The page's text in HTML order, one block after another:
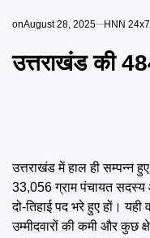
onAugust 28, 2025 HNN
उत्तराखंड की
उत्तराखंड में हाल ही सम्पन्न
33,056 ग्राम पंचायत
दो-तिहाई पद भरे हुए हों।
उम्मीदवारों की कमी और कुछ